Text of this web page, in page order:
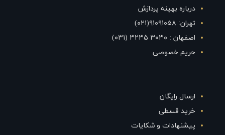
درباره بهینه پردازش
تهران: ۹۱۰۹۱۰۵۸(۰۲۱)
اصفهان : ۳۰۳۰ ۳۲۳۵ (۰۳۱)
حریم خصوصی
ارسال رایگان
خرید قسطی
پیشنهادات و شکایات